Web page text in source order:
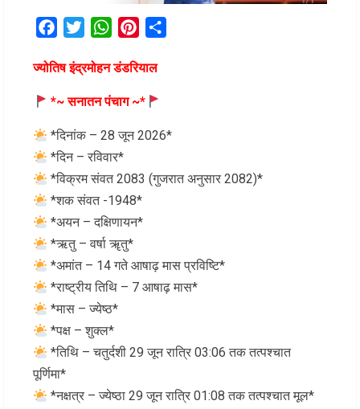
FacebookTwitterWhatsAppPinterest
ज्योतिष इंद्रमोहन डंडरियाल
*~ सनातन पंचाग ~*
*दिनांक – 28 जून 2026*
*दिन – रविवार*
*विक्रम संवत 2083 (गुजरात अनुसार 2082)*
*शक संवत -1948*
*अयन – दक्षिणायन*
*ऋतु – वर्षा ॠतु*
*अमांत – 14 गते आषाढ़ मास प्रविष्टि*
*राष्ट्रीय तिथि – 7 आषाढ़ मास*
*मास – ज्येष्ठ*
*पक्ष – शुक्ल*
*तिथि – चतुर्दशी 29 जून रात्रि 03:06 तक तत्पश्चात
पूर्णिमा*
*नक्षत्र – ज्येष्ठा 29 जून रात्रि 01:08 तक तत्पश्चात मूल*